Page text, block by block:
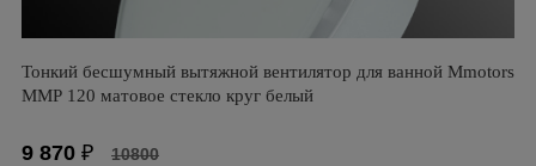
Тонкий бесшумный вытяжной вентилятор для ванной Mmotors
ММР 120 матовое стекло круг белый
9 870 ₽ 10800